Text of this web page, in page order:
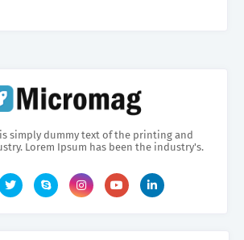
simply dummy text of the printing and
Lorem Ipsum has been the industry's.